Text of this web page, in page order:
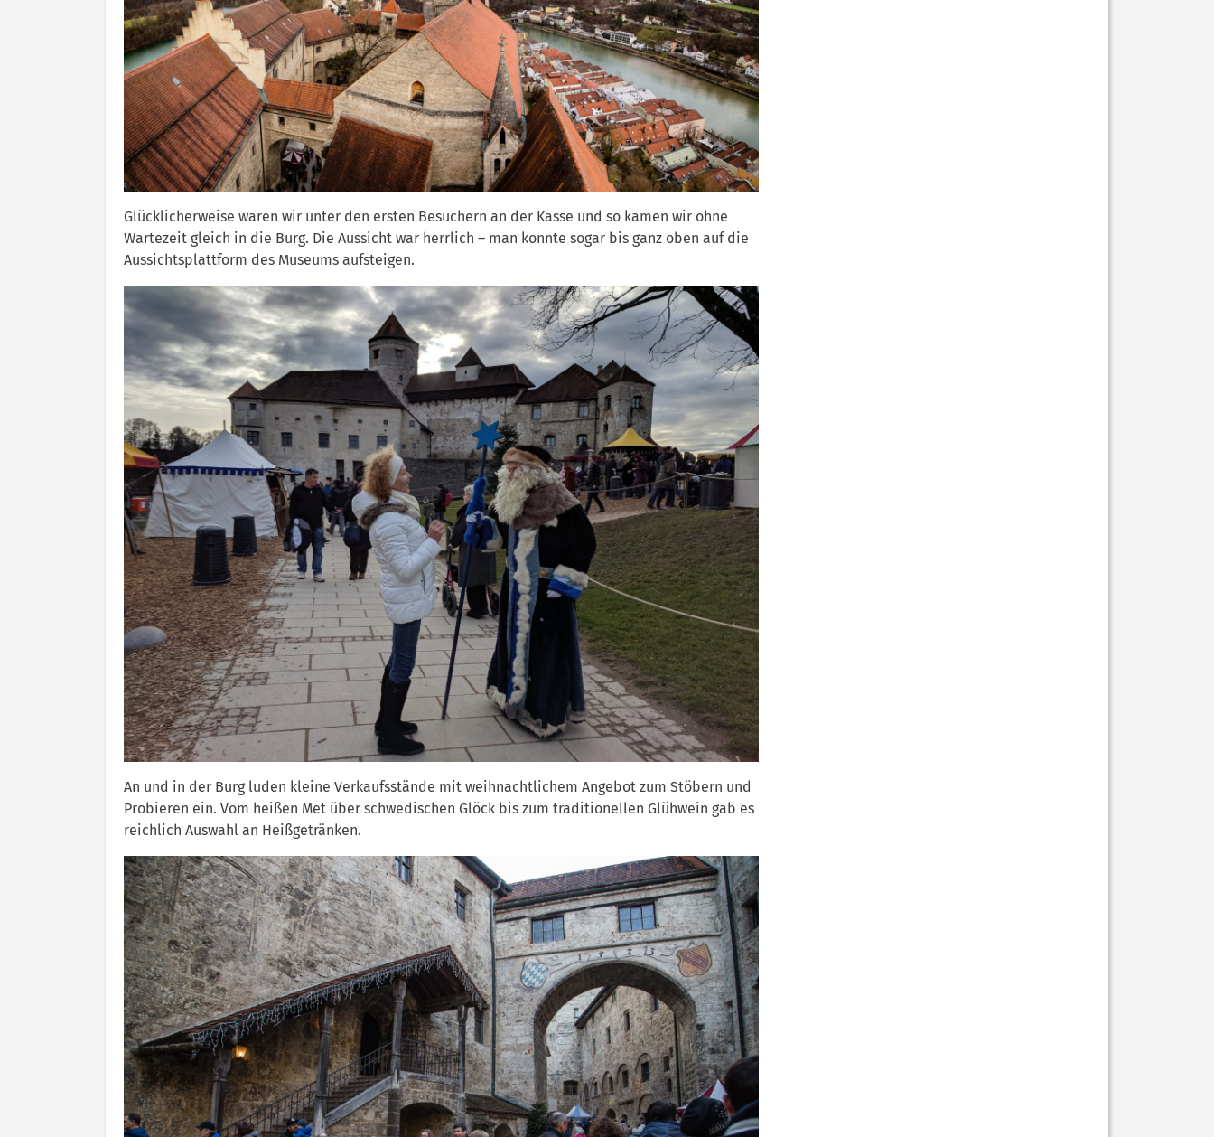
Glücklicherweise waren wir unter den ersten Besuchern an der Kasse und so kamen wir ohne
Wartezeit gleich in die Burg. Die Aussicht war herrlich – man konnte sogar bis ganz oben auf die
Aussichtsplattform des Museums aufsteigen.
An und in der Burg luden kleine Verkaufsstände mit weihnachtlichem Angebot zum Stöbern und
Probieren ein. Vom heißen Met über schwedischen Glöck bis zum traditionellen Glühwein gab es
reichlich Auswahl an Heißgetränken.